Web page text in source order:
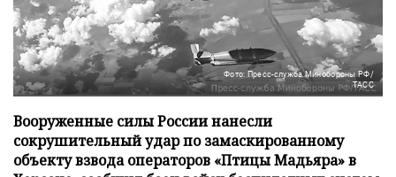
Фото: Пресс-служба Минобороны РФ/
ТАСС
Вооруженные силы России нанесли
сокрушительный удар по замаскированному
объекту взвода операторов «Птицы Мадьяра» в